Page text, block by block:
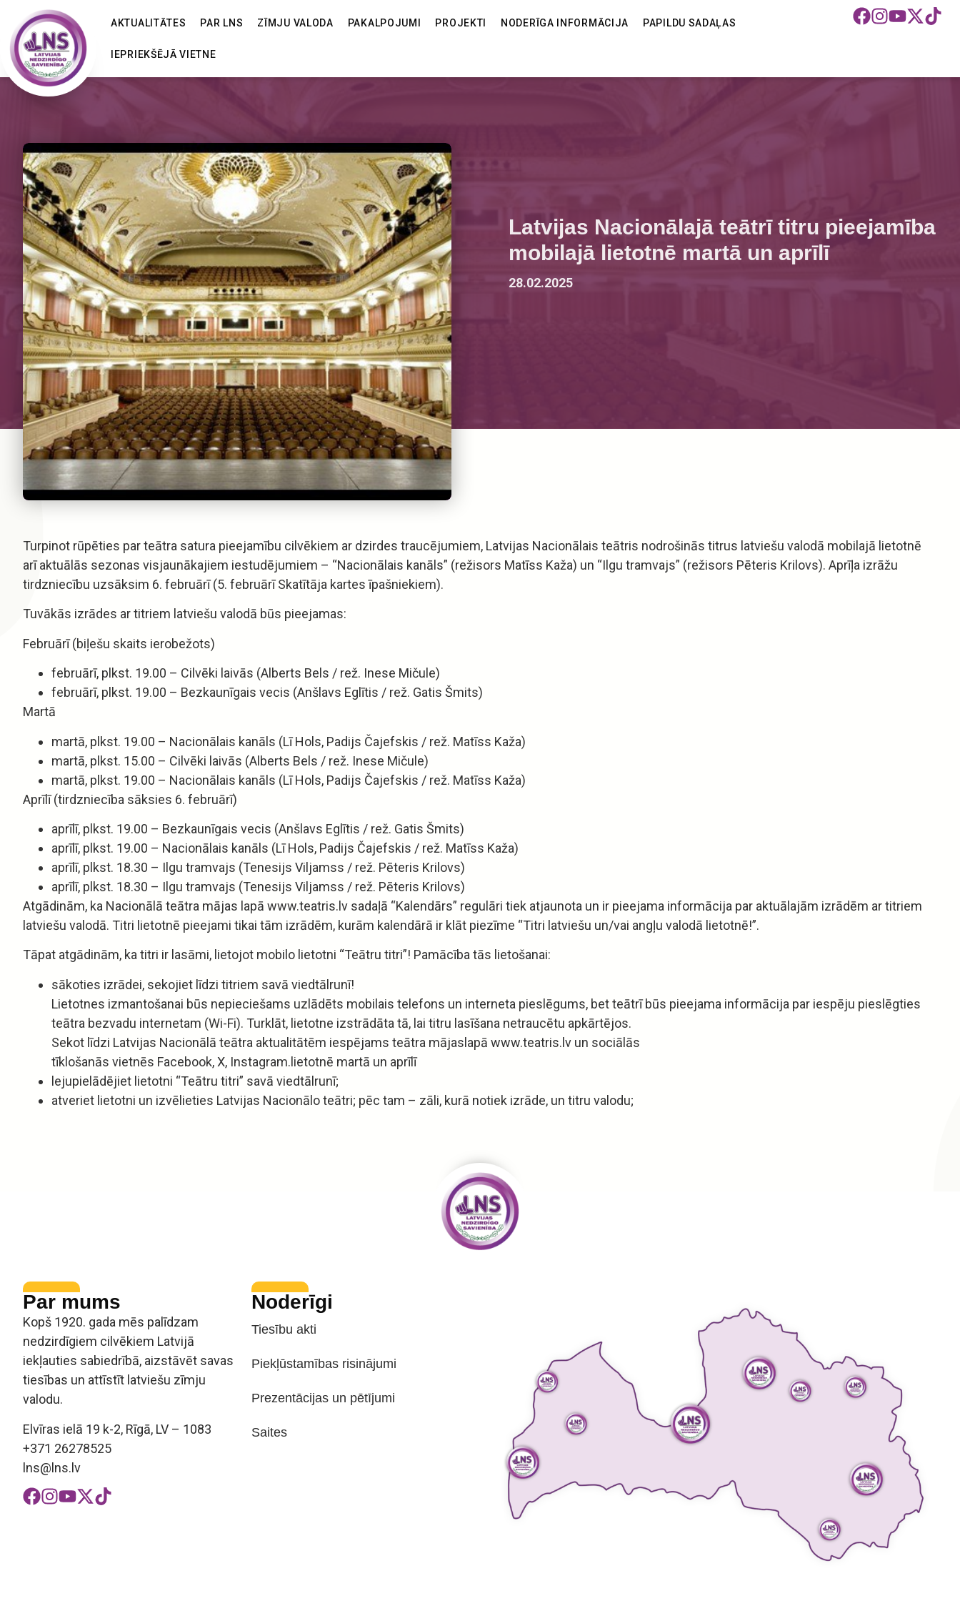
AKTUALITĀTES PAR LNS ZĪMJU VALODA PAKALPOJUMI PROJEKTI NODERĪGA INFORMĀCIJA PAPILDU SADAĻAS
IEPRIEKŠĒJĀ VIETNE
Latvijas Nacionālajā teātrī titru pieejamība
mobilajā lietotnē martā un aprīlī
28.02.2025
Turpinot rūpēties par teātra satura pieejamību cilvēkiem ar dzirdes traucējumiem, Latvijas Nacionālais teātris nodrošinās titrus latviešu valodā mobilajā lietotnē
arī aktuālās sezonas visjaunākajiem iestudējumiem – “Nacionālais kanāls” (režisors Matīss Kaža) un “Ilgu tramvajs” (režisors Pēteris Krilovs). Aprīļa izrāžu
tirdzniecību uzsāksim 6. februārī (5. februārī Skatītāja kartes īpašniekiem).
Tuvākās izrādes ar titriem latviešu valodā būs pieejamas:
Februārī (biļešu skaits ierobežots)
februārī, plkst. 19.00 – Cilvēki laivās (Alberts Bels / rež. Inese Mičule)
februārī, plkst. 19.00 – Bezkaunīgais vecis (Anšlavs Eglītis / rež. Gatis Šmits)
Martā
martā, plkst. 19.00 – Nacionālais kanāls (Lī Hols, Padijs Čajefskis / rež. Matīss Kaža)
martā, plkst. 15.00 – Cilvēki laivās (Alberts Bels / rež. Inese Mičule)
martā, plkst. 19.00 – Nacionālais kanāls (Lī Hols, Padijs Čajefskis / rež. Matīss Kaža)
Aprīlī (tirdzniecība sāksies 6. februārī)
aprīlī, plkst. 19.00 – Bezkaunīgais vecis (Anšlavs Eglītis / rež. Gatis Šmits)
aprīlī, plkst. 19.00 – Nacionālais kanāls (Lī Hols, Padijs Čajefskis / rež. Matīss Kaža)
aprīlī, plkst. 18.30 – Ilgu tramvajs (Tenesijs Viljamss / rež. Pēteris Krilovs)
aprīlī, plkst. 18.30 – Ilgu tramvajs (Tenesijs Viljamss / rež. Pēteris Krilovs)
Atgādinām, ka Nacionālā teātra mājas lapā www.teatris.lv sadaļā “Kalendārs” regulāri tiek atjaunota un ir pieejama informācija par aktuālajām izrādēm ar titriem
latviešu valodā. Titri lietotnē pieejami tikai tām izrādēm, kurām kalendārā ir klāt piezīme “Titri latviešu un/vai angļu valodā lietotnē!”.
Tāpat atgādinām, ka titri ir lasāmi, lietojot mobilo lietotni “Teātru titri”! Pamācība tās lietošanai:
sākoties izrādei, sekojiet līdzi titriem savā viedtālrunī!
Lietotnes izmantošanai būs nepieciešams uzlādēts mobilais telefons un interneta pieslēgums, bet teātrī būs pieejama informācija par iespēju pieslēgties
teātra bezvadu internetam (Wi-Fi). Turklāt, lietotne izstrādāta tā, lai titru lasīšana netraucētu apkārtējos.
Sekot līdzi Latvijas Nacionālā teātra aktualitātēm iespējams teātra mājaslapā www.teatris.lv un sociālās
tīklošanās vietnēs Facebook, X, Instagram.lietotnē martā un aprīlī
lejupielādējiet lietotni “Teātru titri” savā viedtālrunī;
atveriet lietotni un izvēlieties Latvijas Nacionālo teātri; pēc tam – zāli, kurā notiek izrāde, un titru valodu;
Par mums
Kopš 1920. gada mēs palīdzam
nedzirdīgiem cilvēkiem Latvijā
iekļauties sabiedrībā, aizstāvēt savas
tiesības un attīstīt latviešu zīmju
valodu.
Elvīras ielā 19 k-2, Rīgā, LV – 1083
+371 26278525
lns@lns.lv
Noderīgi
Tiesību akti
Piekļūstamības risinājumi
Prezentācijas un pētījumi
Saites